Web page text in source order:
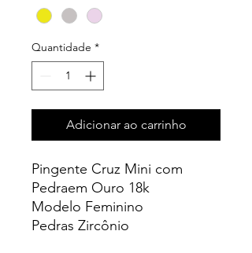
Quantidade *
Adicionar ao carrinho
Pingente Cruz Mini com
Pedraem Ouro 18k
Modelo Feminino
Pedras Zircônio